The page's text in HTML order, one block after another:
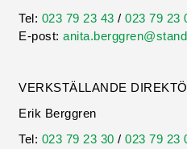
Tel: 023 79 23 43 /023 79 23
E-post:
VERKSTÄLLANDE
Erik Berggren
Tel: 023 79 23 30 /023 79 23